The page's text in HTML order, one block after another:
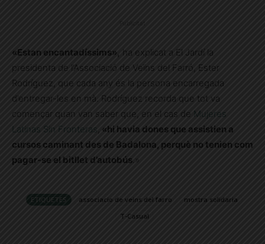
«Estan encantadíssims»,
ha explicat a El Jardí la
presidenta de l’Associació de Veïns del Farró, Ester
Rodríguez, que cada any és la persona encarregada
d’entregar-les en mà. Rodríguez recorda que tot va
començar quan van saber que, en el cas de Mujeres
Latinas Sin Fronteras, «hi havia dones que assistien a
cursos caminant des de Badalona, perquè no tenien com
pagar-se el bitllet d’autobús.»
ETIQUETES associacio de veins del farro
mostra solidaria
T-Casual